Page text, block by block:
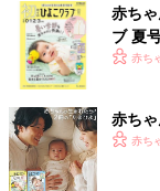
赤ち
ブ 夏
く！赤ち
赤ち
赤ち